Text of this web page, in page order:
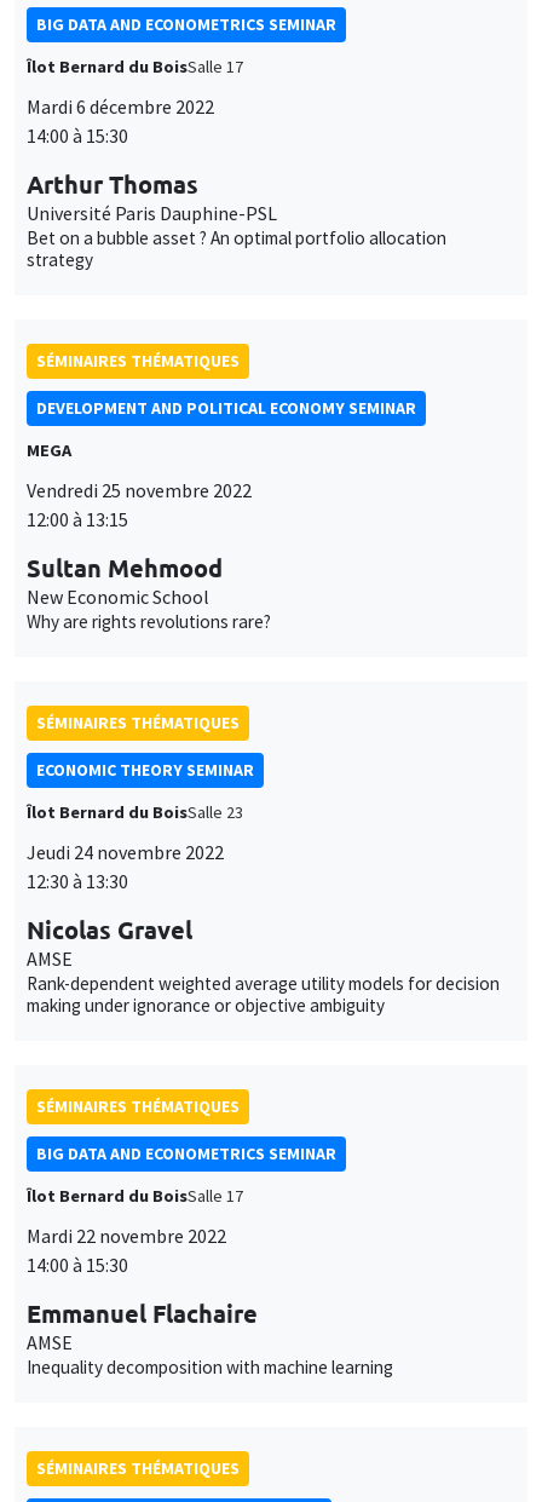
BIG DATA AND ECONOMETRICS SEMINAR
Îlot Bernard du BoisSalle 17
Mardi 6 décembre 2022
14:00 à 15:30
Arthur Thomas
Université Paris Dauphine-PSL
Bet on a bubble asset ? An optimal portfolio allocation
strategy
SÉMINAIRES THÉMATIQUES
DEVELOPMENT AND POLITICAL ECONOMY SEMINAR
MEGA
Vendredi 25 novembre 2022
12:00 à 13:15
Sultan Mehmood
New Economic School
Why are rights revolutions rare?
SÉMINAIRES THÉMATIQUES
ECONOMIC THEORY SEMINAR
Îlot Bernard du BoisSalle 23
Jeudi 24 novembre 2022
12:30 à 13:30
Nicolas Gravel
AMSE
Rank-dependent weighted average utility models for decision
making under ignorance or objective ambiguity
SÉMINAIRES THÉMATIQUES
BIG DATA AND ECONOMETRICS SEMINAR
Îlot Bernard du BoisSalle 17
Mardi 22 novembre 2022
14:00 à 15:30
Emmanuel Flachaire
AMSE
Inequality decomposition with machine learning
SÉMINAIRES THÉMATIQUES